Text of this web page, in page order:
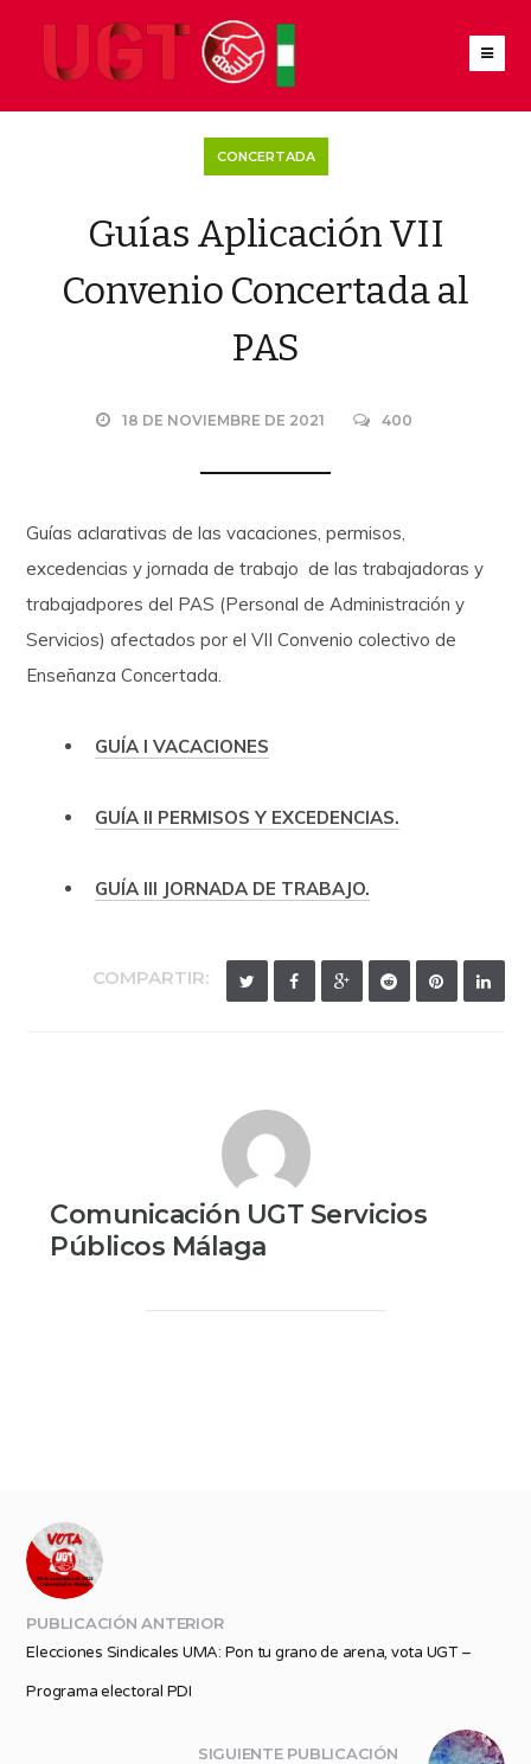
CONCERTADA
Guías Aplicación VII
Convenio Concertada al
PAS
18 DE NOVIEMBRE DE 2021 400
Guías aclarativas de las vacaciones, permisos,
excedencias y jornada de trabajo de las trabajadoras y
trabajadpores del PAS (Personal de Administración y
Servicios) afectados por el VII Convenio colectivo de
Enseñanza Concertada.
GUÍA I VACACIONES
GUÍA II PERMISOS Y EXCEDENCIAS.
GUÍA III JORNADA DE TRABAJO.
COMPARTIR:
Comunicación UGT Servicios
Públicos Málaga
PUBLICACIÓN ANTERIOR
Elecciones Sindicales UMA: Pon tu grano de arena, vota UGT –
Programa electoral PDI
SIGUIENTE PUBLICACIÓN